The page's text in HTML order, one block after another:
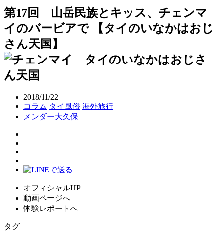
第17回 山岳民族とキッス、チェンマ
イのバービアで 【タイのいなかはおじ
さん天国】
2018/11/22
コラム タイ風俗 海外旅行
メンダー大久保
オフィシャルHP
動画ページへ
体験レポートへ
タグ